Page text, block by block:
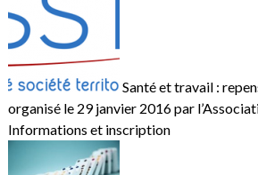
Santé et travail :
organisé le 29 janvier 2016 par
Informations et inscription